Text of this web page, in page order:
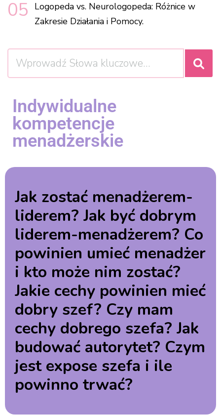
Logopeda vs. Neurologopeda: Różnice w
Zakresie Działania i Pomocy.
Indywidualne
kompetencje
menadżerskie
Jak zostać menadżerem-
liderem? Jak być dobrym
liderem-menadżerem? Co
powinien umieć menadżer
i kto może nim zostać?
Jakie cechy powinien mieć
dobry szef? Czy mam
cechy dobrego szefa? Jak
budować autorytet? Czym
jest expose szefa i ile
powinno trwać?